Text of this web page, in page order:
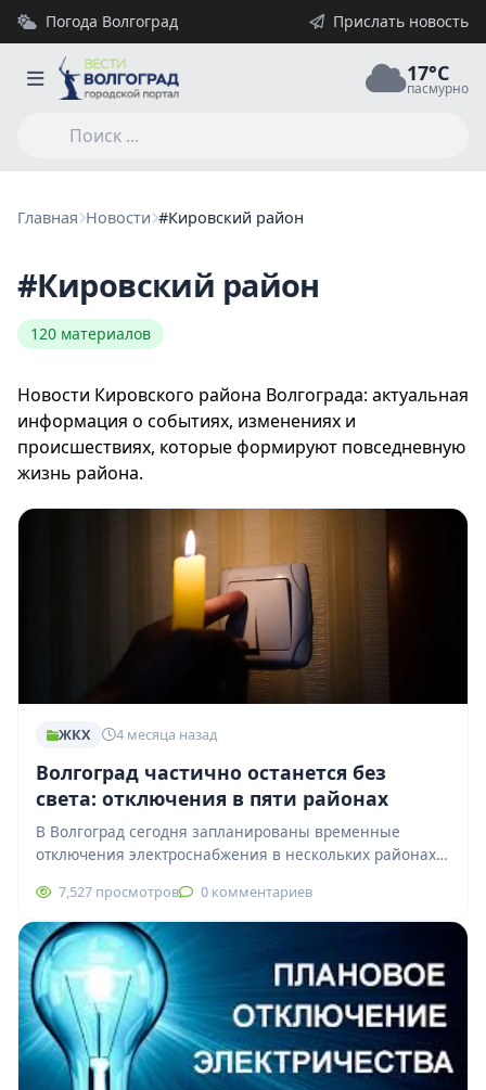
Погода Волгоград Прислать новость
17°C
пасмурно
Главная Новости #Кировский район
#Кировский район
120 материалов
Новости Кировского района Волгограда: актуальная
информация о событиях, изменениях и
происшествиях, которые формируют повседневную
жизнь района.
ЖКХ 4 месяца назад
Волгоград частично останется без
света: отключения в пяти районах
В Волгоград сегодня запланированы временные
отключения электроснабжения в нескольких районах
плановых работ на сетях. Дзержинский…
7,527 просмотров 0 комментариев